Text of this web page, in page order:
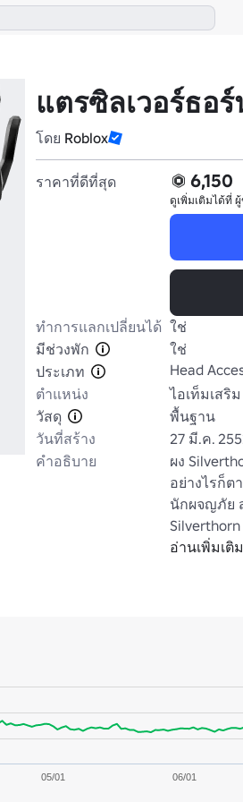
แตรซิลเวอร์ธอ
โดย Roblox
ราคาที่ดีที่สุด 6,150
ดูเพิ่มเติมได้ที่
ทำการแลกเปลี่ยนได้ ใช่
มีช่วงพัก
ใช่
ประเภท
Head
ตำแหน่ง
ไอเท็มเสริ
วัสดุ
พื้นฐาน
วันที่สร้าง
27 มี.ค.
คำอธิบาย
ผง
อย่างไรก็ต
นักผจญภัย
สามารถพบ
อ่านเพิ่มเติม
05/01 06/01